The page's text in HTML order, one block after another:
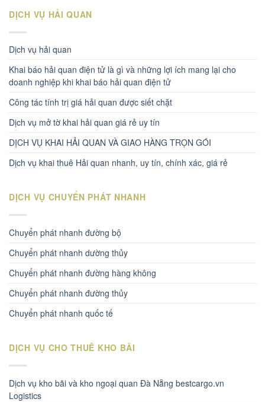
DỊCH VỤ HẢI QUAN
Dịch vụ hải quan
Khai báo hải quan điện tử là gì và những lợi ích mang lại cho
doanh nghiệp khi khai báo hải quan điện tử
Công tác tính trị giá hải quan được siết chặt
Dịch vụ mở tờ khai hải quan giá rẻ uy tín
DỊCH VỤ KHAI HẢI QUAN VÀ GIAO HÀNG TRỌN GÓI
Dịch vụ khai thuê Hải quan nhanh, uy tín, chính xác, giá rẻ
DỊCH VỤ CHUYỂN PHÁT NHANH
Chuyển phát nhanh đường bộ
Chuyển phát nhanh dường thủy
Chuyển phát nhanh đường hàng không
Chuyển phát nhanh đường thủy
Chuyển phát nhanh quốc tế
DỊCH VỤ CHO THUÊ KHO BÃI
Dịch vụ kho bãi và kho ngoại quan Đà Nẵng bestcargo.vn
Logistics